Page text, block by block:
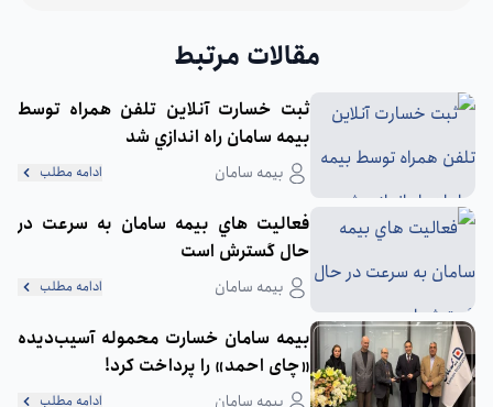
مقالات مرتبط
ثبت خسارت آنلاين تلفن همراه توسط
بيمه سامان راه اندازي شد
بیمه سامان ادامه مطلب
فعاليت هاي بيمه سامان به سرعت در
حال گسترش است
بیمه سامان ادامه مطلب
بیمه سامان خسارت محموله آسیب‌دیده
«چای احمد» را پرداخت کرد!
بیمه سامان ادامه مطلب